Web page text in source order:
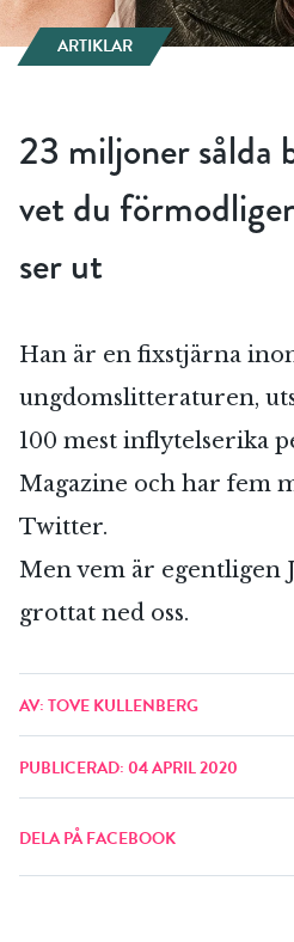
ARTIKLAR
23 miljoner sålda
vet du
ser ut
Han är en fixstjärna
ungdomslitteraturen,
100 mest inflytelserika
Magazine och har fem
Twitter.
Men vem är egentligen
grottat ned oss.
AV: TOVE KULLENBERG
PUBLICERAD: 04 APRIL 2020
DELA PÅ FACEBOOK